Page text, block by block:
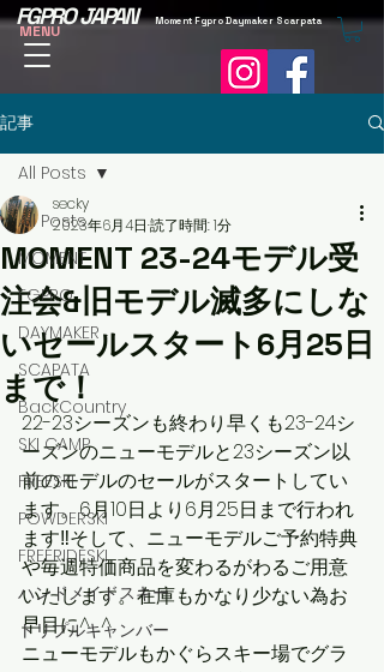
MENU
FGPRO JAPAN Moment Fgpro Daymaker Scarpata
記事
All Posts
MOMENT
FGPRO
DAYMAKER
SCAPATA
BackCountry
SKI CAMP
FREESKI
POWDERSKI
FREERIDESKI
ハンドメイドスキー
トリプルキャンバー
All Posts
MOMENT 23-24モデル受
注会&旧モデル滅多にしな
いセールスタート6月25日
まで！
secky
2023年6月4日 読了時間: 1分
22-23シーズンも終わり早くも23-24シ
ーズンのニューモデルと23シーズン以
前のモデルのセールがスタートしてい
ます。6月10日より6月25日まで行われ
ます‼️そして、ニューモデルご予約特典
や毎週特価商品を変わるがわるご用意
いたします。在庫もかなり少ない為お
早目に^_^
ニューモデルもかぐらスキー場でグラ